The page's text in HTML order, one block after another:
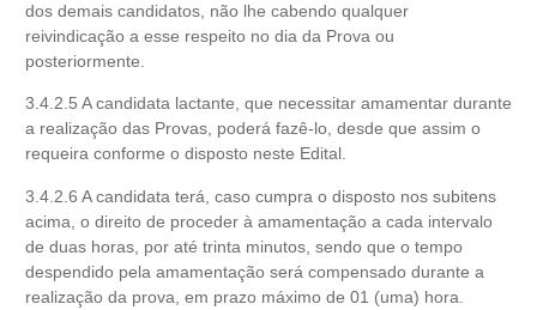
dos demais candidatos, não lhe cabendo qualquer
reivindicação a esse respeito no dia da Prova ou
posteriormente.
3.4.2.5 A candidata lactante, que necessitar amamentar durante
a realização das Provas, poderá fazê-lo, desde que assim o
requeira conforme o disposto neste Edital.
3.4.2.6 A candidata terá, caso cumpra o disposto nos subitens
acima, o direito de proceder à amamentação a cada intervalo
de duas horas, por até trinta minutos, sendo que o tempo
despendido pela amamentação será compensado durante a
realização da prova, em prazo máximo de 01 (uma) hora.